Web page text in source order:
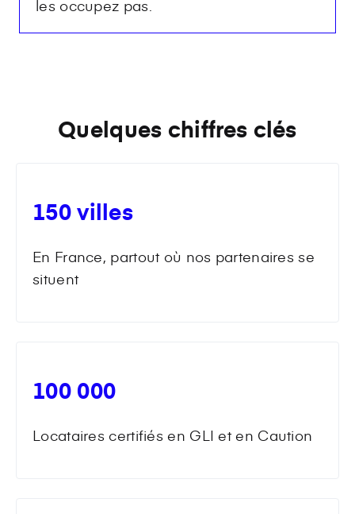
les occupez pas.
Quelques chiffres clés
150 villes
En France, partout où nos partenaires se
situent
100 000
Locataires certifiés en GLI et en Caution